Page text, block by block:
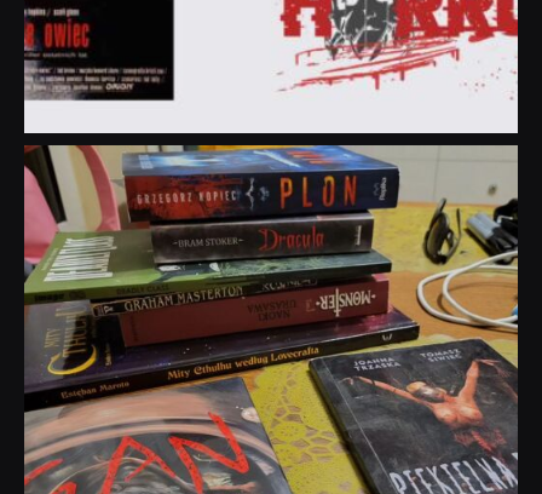
dobryhorror
Lip 31